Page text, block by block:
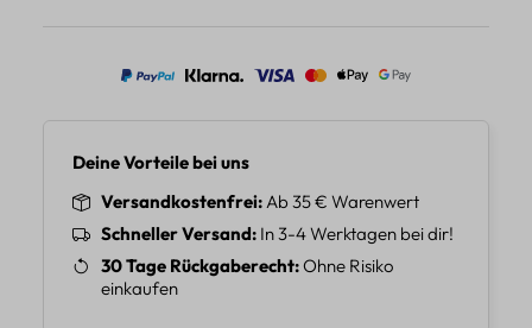
Deine Vorteile bei uns
Versandkostenfrei Ab 35 € Warenwert
Schneller Versand In 3-4 Werktagen bei dir!
30 Tage Rückgaberecht Ohne Risiko
einkaufen